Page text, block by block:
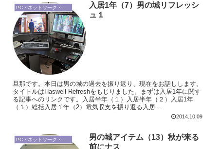
入居1年（7）男の城リフレッシ
ュ１
旦那です。本日は男の城の過去を振り返り、現在をお話しします。
タイトルはHaswell Refreshをもじりました。まずは入居1年に関す
る記事へのリンクです。入居半年（１）入居半年（２）入居1年
（１）総括入居１年（2）電気収支を振り返る入居...
2014.10.09
男の城アイテム（13）秋が来る
前にナス